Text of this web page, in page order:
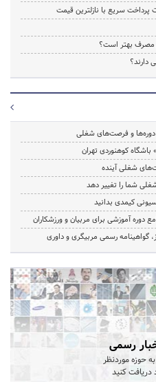
سریع با نازلترین قیمت
مصرف بهتر است؟
دوره‌ها و فرصت‌های شغلی
کوهنوردی تهران
شغلی آینده
شما را تغییر دهد
کیمدی بدانید
آموزشی برای مربیان و ورزشکاران
گواهینامه رسمی مربیگری و داوری
رسمی
به حوزه موردنظر
دریافت کنید